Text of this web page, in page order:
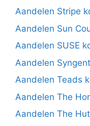
Aandelen Stripe
Aandelen Sun
Aandelen SUSE
Aandelen
Aandelen Teads
Aandelen The
Aandelen The